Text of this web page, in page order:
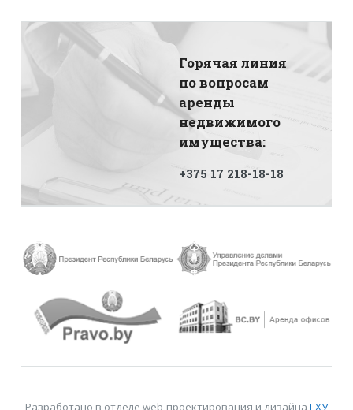
Горячая линия
по вопросам
аренды
недвижимого
имущества:
+375 17 218-18-18
Разработано в отделе web-проектирования и дизайна ГХУ